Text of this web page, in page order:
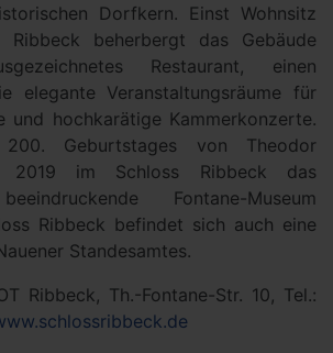
Dorfkern. Einst Wohnsitz
beherbergt das Gebäude
Restaurant, einen
elegante Veranstaltungsräume für
und hochkarätige Kammerkonzerte.
Geburtstages von Theodor
2019 im Schloss Ribbeck das
Fontane-Museum
Ribbeck befindet sich auch eine
Standesamtes.
Ribbeck, Th.-Fontane-Str. 10, Tel.: